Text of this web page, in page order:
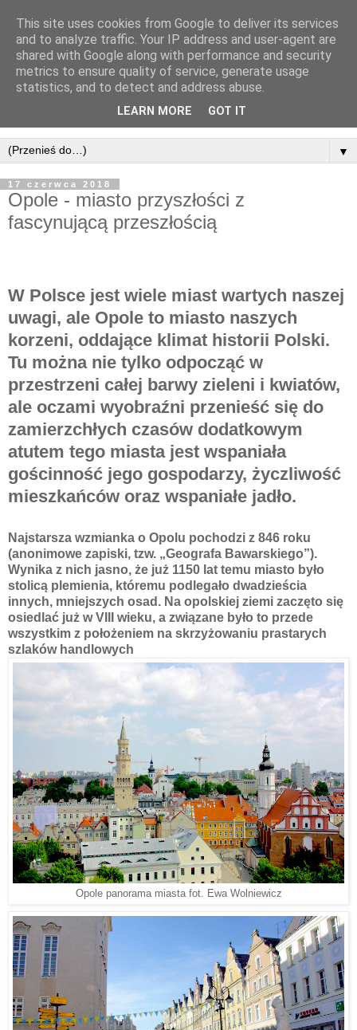
▼
17 czerwca 2018
Opole - miasto przyszłości z
fascynującą przeszłością
W Polsce jest wiele miast wartych naszej
uwagi, ale Opole to miasto naszych
korzeni, oddające klimat historii Polski.
Tu można nie tylko odpocząć w
przestrzeni całej barwy zieleni i kwiatów,
ale oczami wyobraźni przenieść się do
zamierzchłych czasów dodatkowym
atutem tego miasta jest wspaniała
gościnność jego gospodarzy, życzliwość
mieszkańców oraz wspaniałe jadło.
Najstarsza wzmianka o Opolu pochodzi z 846 roku
(anonimowe zapiski, tzw. „Geografa Bawarskiego”).
Wynika z nich jasno, że już 1150 lat temu miasto było
stolicą plemienia, któremu podlegało dwadzieścia
innych, mniejszych osad. Na opolskiej ziemi zaczęto się
osiedlać już w VIII wieku, a związane było to przede
wszystkim z położeniem na skrzyżowaniu prastarych
szlaków handlowych
Opole panorama miasta fot. Ewa Wolniewicz
This site uses cookies from Google to deliver its services
and to analyze traffic. Your IP address and user-agent are
shared with Google along with performance and security
metrics to ensure quality of service, generate usage
statistics, and to detect and address abuse.
LEARN MORE GOT IT